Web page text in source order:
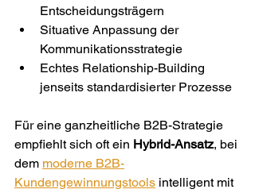
Entscheidungsträgern
Situative Anpassung der
Kommunikationsstrategie
Echtes Relationship-Building
jenseits standardisierter Prozesse
Für eine ganzheitliche B2B-Strategie
empfiehlt sich oft ein Hybrid-Ansatz, bei
dem moderne B2B-
Kundengewinnungstools intelligent mit